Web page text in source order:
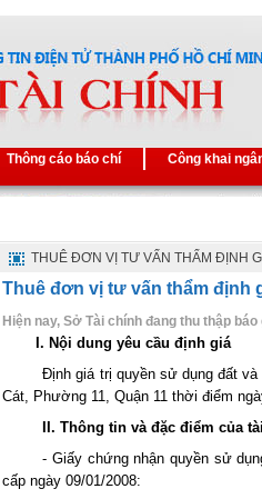
Thông cáo báo chí Công khai
THUÊ ĐƠN VỊ TƯ VẤN THẨM ĐỊNH
Thuê đơn vị tư vấn thẩm định
Hiện nay, Sở Tài chính đang thu thập
I. Nội dung yêu cầu định giá
Định giá trị quyền sử dụng đất
Cát, Phường 11, Quận 11 thời điểm
II. Thông tin và đặc điểm của
- Giấy chứng nhận quyền sử
cấp ngày 09/01/2008: